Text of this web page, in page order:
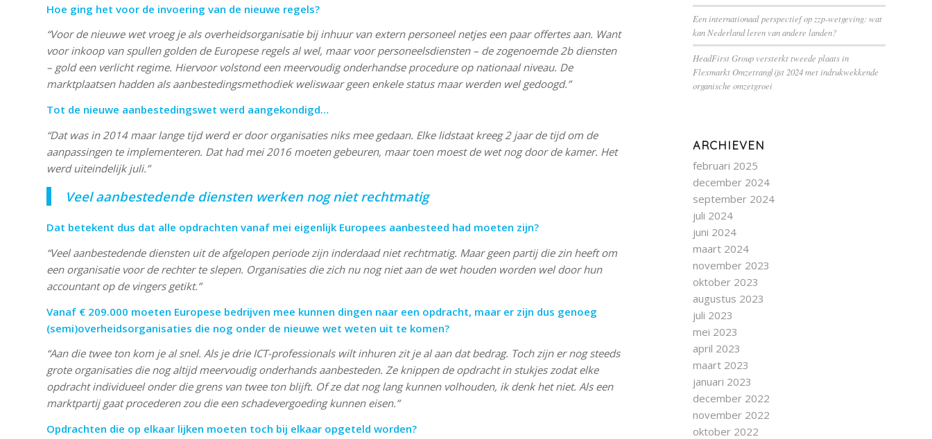
Hoe ging het voor de invoering van de nieuwe regels?
“Voor de nieuwe wet vroeg je als overheidsorganisatie bij inhuur van extern personeel netjes een paar offertes aan. Want
voor inkoop van spullen golden de Europese regels al wel, maar voor personeelsdiensten – de zogenoemde 2b diensten
– gold een verlicht regime. Hiervoor volstond een meervoudig onderhandse procedure op nationaal niveau. De
marktplaatsen hadden als aanbestedingsmethodiek weliswaar geen enkele status maar werden wel gedoogd.”
Tot de nieuwe aanbestedingswet werd aangekondigd…
“Dat was in 2014 maar lange tijd werd er door organisaties niks mee gedaan. Elke lidstaat kreeg 2 jaar de tijd om de
aanpassingen te implementeren. Dat had mei 2016 moeten gebeuren, maar toen moest de wet nog door de kamer. Het
werd uiteindelijk juli.”
Veel aanbestedende diensten werken nog niet rechtmatig
Dat betekent dus dat alle opdrachten vanaf mei eigenlijk Europees aanbesteed had moeten zijn?
“Veel aanbestedende diensten uit de afgelopen periode zijn inderdaad niet rechtmatig. Maar geen partij die zin heeft om
een organisatie voor de rechter te slepen. Organisaties die zich nu nog niet aan de wet houden worden wel door hun
accountant op de vingers getikt.”
Vanaf € 209.000 moeten Europese bedrijven mee kunnen dingen naar een opdracht, maar er zijn dus genoeg
(semi)overheidsorganisaties die nog onder de nieuwe wet weten uit te komen?
“Aan die twee ton kom je al snel. Als je drie ICT-professionals wilt inhuren zit je al aan dat bedrag. Toch zijn er nog steeds
grote organisaties die nog altijd meervoudig onderhands aanbesteden. Ze knippen de opdracht in stukjes zodat elke
opdracht individueel onder die grens van twee ton blijft. Of ze dat nog lang kunnen volhouden, ik denk het niet. Als een
marktpartij gaat procederen zou die een schadevergoeding kunnen eisen.”
Opdrachten die op elkaar lijken moeten toch bij elkaar opgeteld worden?
Een internationaal perspectief op zzp-wetgeving: wat
kan Nederland leren van andere landen?
HeadFirst Group versterkt tweede plaats in
Flexmarkt Omzetranglijst 2024 met indrukwekkende
organische omzetgroei
ARCHIEVEN
februari 2025
december 2024
september 2024
juli 2024
juni 2024
maart 2024
november 2023
oktober 2023
augustus 2023
juli 2023
mei 2023
april 2023
maart 2023
januari 2023
december 2022
november 2022
oktober 2022